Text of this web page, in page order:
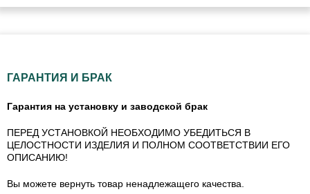
ГАРАНТИЯ И БРАК
Гарантия на установку и заводской брак
ПЕРЕД УСТАНОВКОЙ НЕОБХОДИМО УБЕДИТЬСЯ В
ЦЕЛОСТНОСТИ ИЗДЕЛИЯ И ПОЛНОМ СООТВЕТСТВИИ ЕГО
ОПИСАНИЮ!
Вы можете вернуть товар ненадлежащего качества.